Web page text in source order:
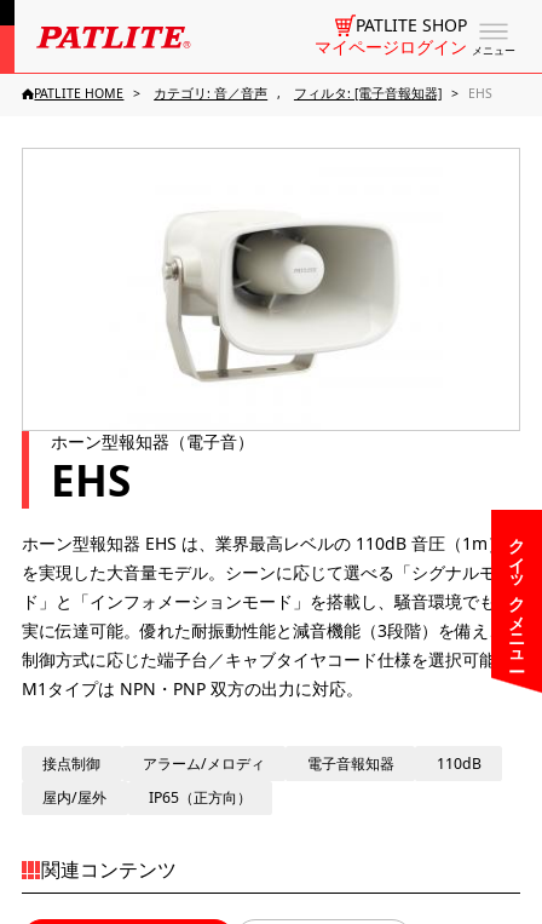
メニュー
PATLITE SHOP
マイページログイン
クイックメニュー
PATLITE HOME カテゴリ: 音／音声 フィルタ: [電子音報知器] EHS
ホーン型報知器（電子音）
EHS
ホーン型報知器 EHS は、業界最高レベルの 110dB 音圧（1m）
を実現した大音量モデル。シーンに応じて選べる「シグナルモー
ド」と「インフォメーションモード」を搭載し、騒音環境でも確
実に伝達可能。優れた耐振動性能と減音機能（3段階）を備え、
制御方式に応じた端子台／キャブタイヤコード仕様を選択可能。
M1タイプは NPN・PNP 双方の出力に対応。
接点制御 アラーム/メロディ 電子音報知器
110dB
屋内/屋外
IP65（正方向）
関連コンテンツ